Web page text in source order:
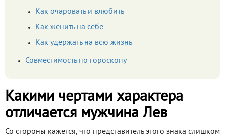
Как очаровать и влюбить
Как женить на себе
Как удержать на всю жизнь
Совместимость по гороскопу
Какими чертами характера
отличается мужчина Лев
Со стороны кажется, что представитель этого знака слишком